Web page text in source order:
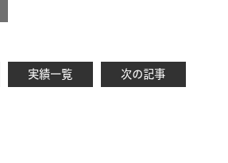
実績一覧 次の記事